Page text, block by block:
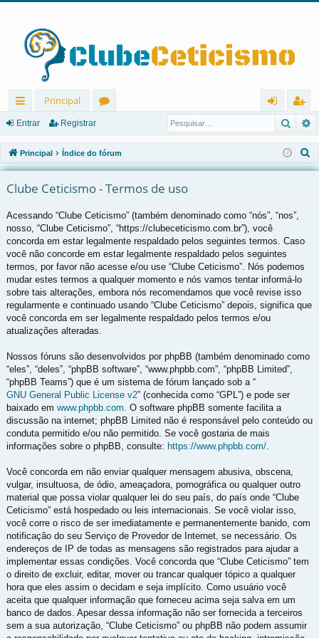
in
ks
rá
pi
d
os
Principal
u
ns
ra
r
eg
ist
ra
Entrar Registrar
Principal Índice do fórum
e
Clube Ceticismo - Termos de uso
Acessando “Clube Ceticismo” (também denominado como “nós”, “nos”,
nosso, “Clube Ceticismo”, “https://clubeceticismo.com.br”), você
concorda em estar legalmente respaldado pelos seguintes termos. Caso
você não concorde em estar legalmente respaldado pelos seguintes
termos, por favor não acesse e/ou use “Clube Ceticismo”. Nós podemos
mudar estes termos a qualquer momento e nós vamos tentar informá-lo
sobre tais alterações, embora nós recomendamos que você revise isso
regularmente e continuado usando “Clube Ceticismo” depois, significa que
você concorda em ser legalmente respaldado pelos termos e/ou
atualizações alteradas.
Nossos fóruns são desenvolvidos por phpBB (também denominado como
“eles”, “deles”, “phpBB software”, “www.phpbb.com”, “phpBB Limited”,
“phpBB Teams”) que é um sistema de fórum lançado sob a “
GNU General Public License v2” (conhecida como “GPL”) e pode ser
baixado em www.phpbb.com . O software phpBB somente facilita a
discussão na internet; phpBB Limited não é responsável pelo conteúdo ou
conduta permitido e/ou não permitido. Se você gostaria de mais
informações sobre o phpBB, consulte: https://www.phpbb.com/
Você concorda em não enviar qualquer mensagem abusiva, obscena,
vulgar, insultuosa, de ódio, ameaçadora, pornográfica ou qualquer outro
material que possa violar qualquer lei do seu país, do país onde “Clube
Ceticismo” está hospedado ou leis internacionais. Se você violar isso,
você corre o risco de ser imediatamente e permanentemente banido, com
notificação do seu Serviço de Provedor de Internet, se necessário. Os
endereços de IP de todas as mensagens são registrados para ajudar a
implementar essas condições. Você concorda que “Clube Ceticismo” tem
o direito de excluir, editar, mover ou trancar qualquer tópico a qualquer
hora que eles assim o decidam e seja implícito. Como usuário você
aceita que qualquer informação que forneceu acima seja salva em um
banco de dados. Apesar dessa informação não ser fornecida a terceiros
sem a sua autorização, “Clube Ceticismo” ou phpBB não podem assumir